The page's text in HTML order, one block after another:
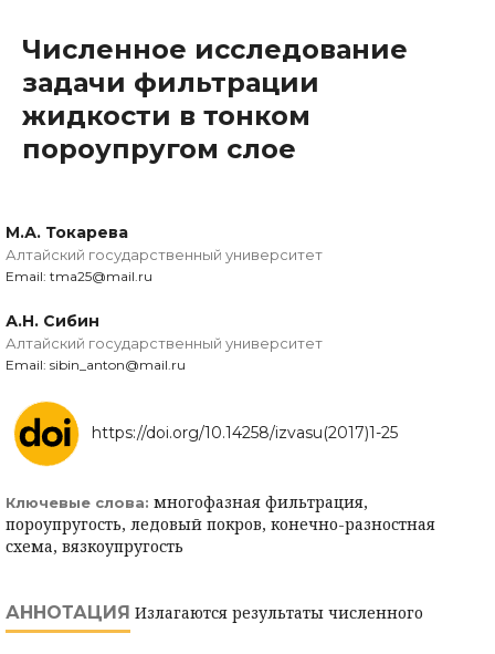
Численное исследование
задачи фильтрации
жидкости в тонком
пороупругом слое
М.А. Токарева
Алтайский государственный университет
Email: tma25@mail.ru
А.Н. Сибин
Алтайский государственный университет
Email: sibin_anton@mail.ru
https://doi.org/10.14258/izvasu(2017)1-25
Ключевые слова: многофазная фильтрация,
пороупругость, ледовый покров, конечно-разностная
схема, вязкоупругость
АННОТАЦИЯ Излагаются результаты численного